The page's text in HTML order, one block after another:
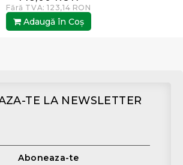
Fără TVA: 123,14 RON
Adaugă în Coş
TE LA NEWSLETTER
Aboneaza-te